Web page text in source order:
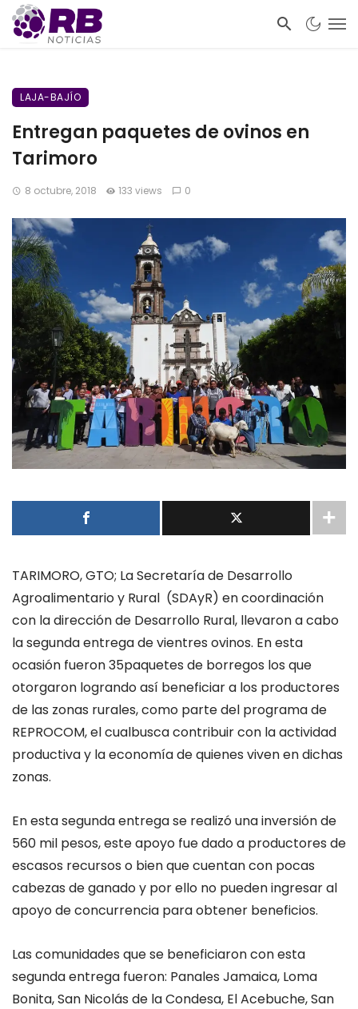
LAJA-BAJÍO
Entregan paquetes de ovinos en
Tarimoro
8 octubre, 2018 133 views 0
TARIMORO, GTO; La Secretaría de Desarrollo
Agroalimentario y Rural (SDAyR) en coordinación
con la dirección de Desarrollo Rural, llevaron a cabo
la segunda entrega de vientres ovinos. En esta
ocasión fueron35paquetes de borregos los que
otorgaron logrando así beneficiara los productores
de las zonas rurales, como parte del programa de
REPROCOM, el cualbusca contribuir con la actividad
productiva y la economía de quienes viven en dichas
zonas.
En esta segunda entrega se realizó una inversión de
560 mil pesos, este apoyo fue dado a productores de
escasos recursos o bien que cuentan con pocas
cabezas de ganado y por ello no pueden ingresar al
apoyo de concurrencia para obtener beneficios.
Las comunidades que se beneficiaron con esta
segunda entrega fueron: Panales Jamaica, Loma
Bonita, San Nicolás de la Condesa, El Acebuche, San